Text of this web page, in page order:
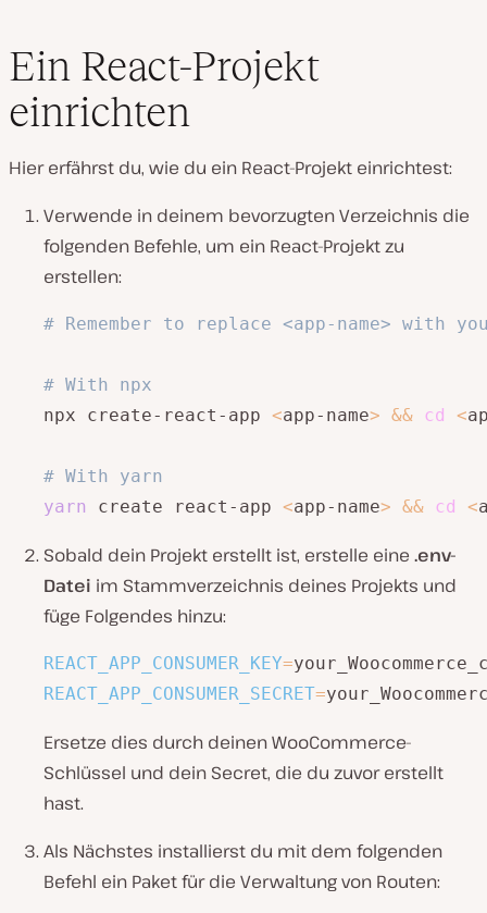
Ein React-Projekt
einrichten
Hier erfährst du, wie du ein React-Projekt einrichtest:
Verwende in deinem bevorzugten Verzeichnis die
folgenden Befehle, um ein React-Projekt zu
erstellen:
# Remember to replace <app-name> with
# With npx
npx create-react-app <app-name> && cd <
# With yarn
yarn
create react-app <app-name> && cd <
Sobald dein Projekt erstellt ist, erstelle eine .env-
Datei im Stammverzeichnis deines Projekts und
füge Folgendes hinzu:
REACT_APP_CONSUMER_KEY=
REACT_APP_CONSUMER_SECRET=
Ersetze dies durch deinen WooCommerce-
Schlüssel und dein Secret, die du zuvor erstellt
hast.
Als Nächstes installierst du mit dem folgenden
Befehl ein Paket für die Verwaltung von Routen: